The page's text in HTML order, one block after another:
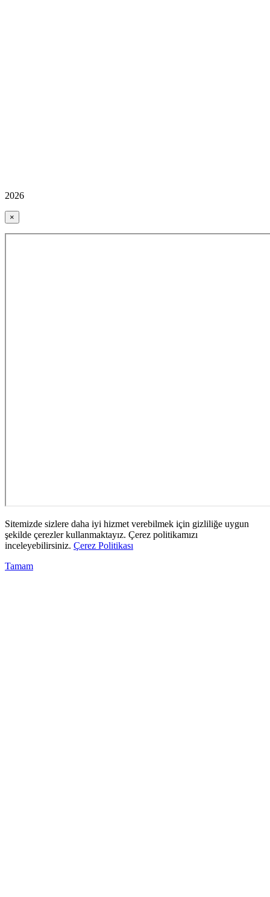
2026
×
Sitemizde sizlere daha iyi hizmet verebilmek için gizliliğe uygun
şekilde çerezler kullanmaktayız. Çerez politikamızı
inceleyebilirsiniz. Çerez Politikası
Tamam